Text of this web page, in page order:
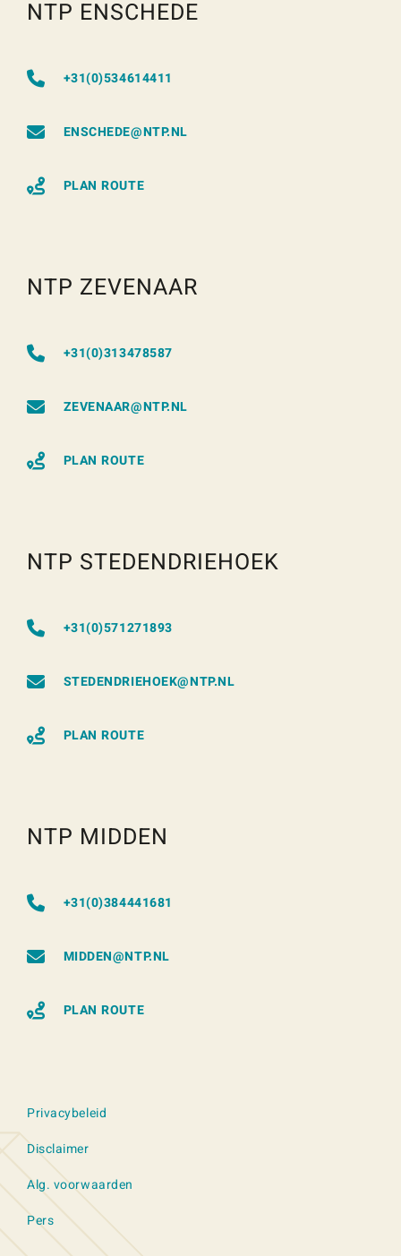
NTP ENSCHEDE
+31(0)534614411
ENSCHEDE@NTP.NL
PLAN ROUTE
NTP ZEVENAAR
+31(0)313478587
ZEVENAAR@NTP.NL
PLAN ROUTE
NTP STEDENDRIEHOEK
+31(0)571271893
STEDENDRIEHOEK@NTP.NL
PLAN ROUTE
NTP MIDDEN
+31(0)384441681
MIDDEN@NTP.NL
PLAN ROUTE
Privacybeleid
Disclaimer
Alg. voorwaarden
Pers